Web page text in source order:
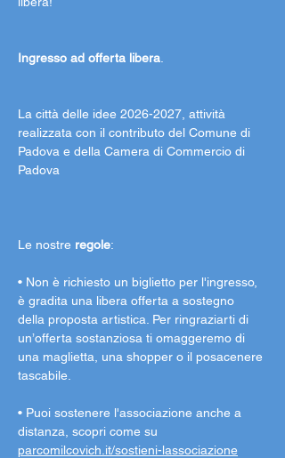
Ingresso ad offerta libera
La città delle idee 2026-2027, attività
realizzata con il contributo del Comune di
Padova e della Camera di Commercio di
Padova
Le nostre regole:
• Non è richiesto un biglietto per l'ingresso,
è gradita una libera offerta a sostegno
della proposta artistica. Per ringraziarti di
un’offerta sostanziosa ti omaggeremo di
una maglietta, una shopper o il posacenere
tascabile.
• Puoi sostenere l'associazione anche a
distanza, scopri come su
parcomilcovich.it/sostieni-lassociazione